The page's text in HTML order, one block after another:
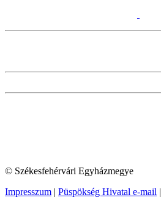
© Székesfehérvári Egyházmegye
Impresszum | Püspökség Hivatal e-mail |